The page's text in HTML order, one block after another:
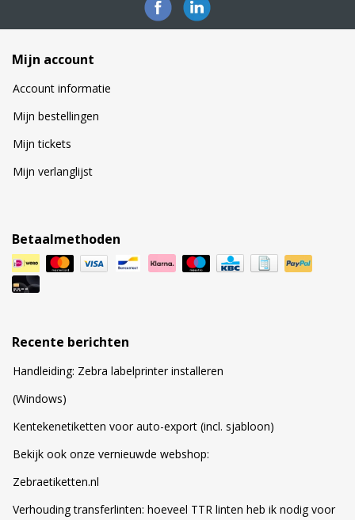
Mijn account
Account informatie
Mijn bestellingen
Mijn tickets
Mijn verlanglijst
Betaalmethoden
Recente berichten
Handleiding: Zebra labelprinter installeren
(Windows)
Kentekenetiketten voor auto-export (incl. sjabloon)
Bekijk ook onze vernieuwde webshop:
Zebraetiketten.nl
Verhouding transferlinten: hoeveel TTR linten heb ik nodig voor